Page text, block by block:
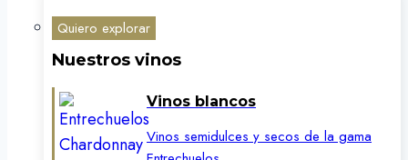
Quiero explorar
Nuestros vinos
Vinos blancos
Vinos semidulces y secos de la gama